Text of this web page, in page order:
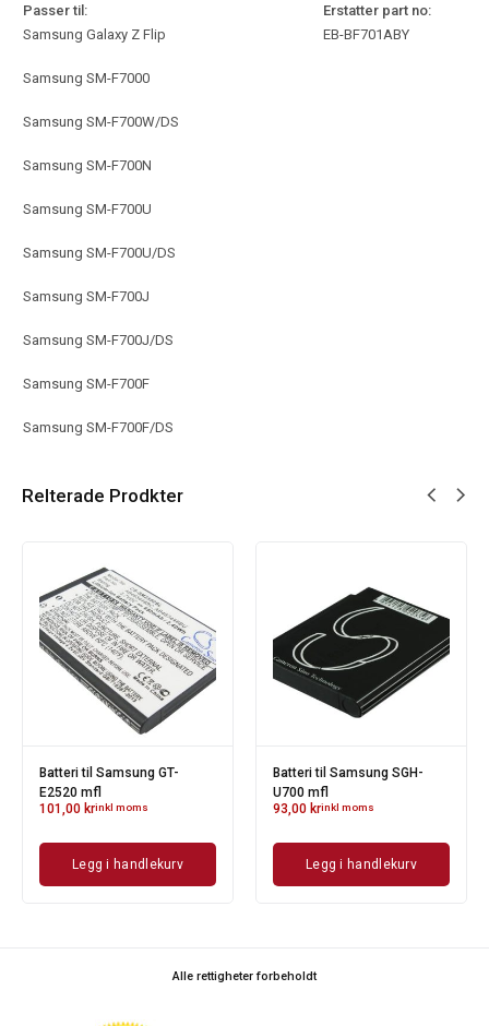
Passer til:
Erstatter part no:
Samsung Galaxy Z Flip
Samsung SM-F7000
Samsung SM-F700W/DS
Samsung SM-F700N
Samsung SM-F700U
Samsung SM-F700U/DS
Samsung SM-F700J
Samsung SM-F700J/DS
Samsung SM-F700F
Samsung SM-F700F/DS
EB-BF701ABY
Relterade Prodkter
Batteri til Samsung GT-
E2520 mfl
101,00 krinkl moms
Legg i handlekurv
Batteri til Samsung SGH-
U700 mfl
93,00 krinkl moms
Legg i handlekurv
Alle rettigheter forbeholdt